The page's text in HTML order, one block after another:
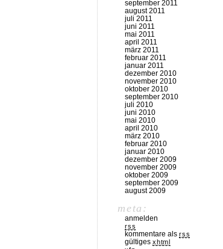
september 2011
august 2011
juli 2011
juni 2011
mai 2011
april 2011
märz 2011
februar 2011
januar 2011
dezember 2010
november 2010
oktober 2010
september 2010
juli 2010
juni 2010
mai 2010
april 2010
märz 2010
februar 2010
januar 2010
dezember 2009
november 2009
oktober 2009
september 2009
august 2009
meta:
anmelden
rss
kommentare als rss
gültiges xhtml